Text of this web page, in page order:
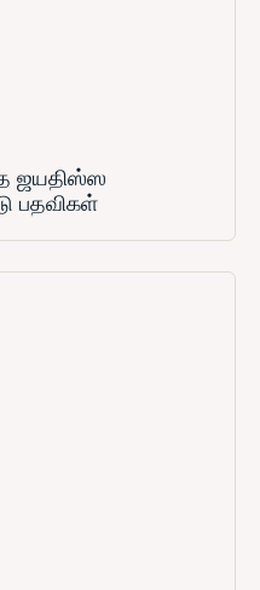
ஜயதிஸ்ஸ
பதவிகள்